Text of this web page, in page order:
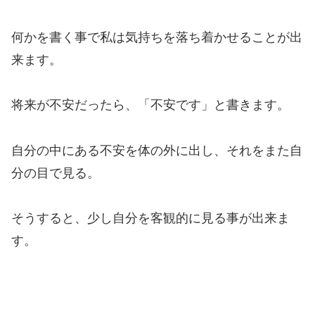
何かを書く事で私は気持ちを落ち着かせることが出
来ます。
将来が不安だったら、「不安です」と書きます。
自分の中にある不安を体の外に出し、それをまた自
分の目で見る。
そうすると、少し自分を客観的に見る事が出来ま
す。